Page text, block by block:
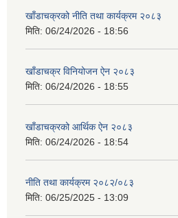
खाँडाचक्रको नीति तथा कार्यक्रम २०८३
मिति: 06/24/2026 - 18:56
खाँडाचक्र विनियोजन ऐन २०८३
मिति: 06/24/2026 - 18:55
खाँडाचक्रको आर्थिक ऐन २०८३
मिति: 06/24/2026 - 18:54
नीति तथा कार्यक्रम २०८२/०८३
मिति: 06/25/2025 - 13:09